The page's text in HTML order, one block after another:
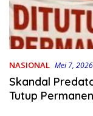
NASIONAL Mei 7, 2026
Skandal
Tutup